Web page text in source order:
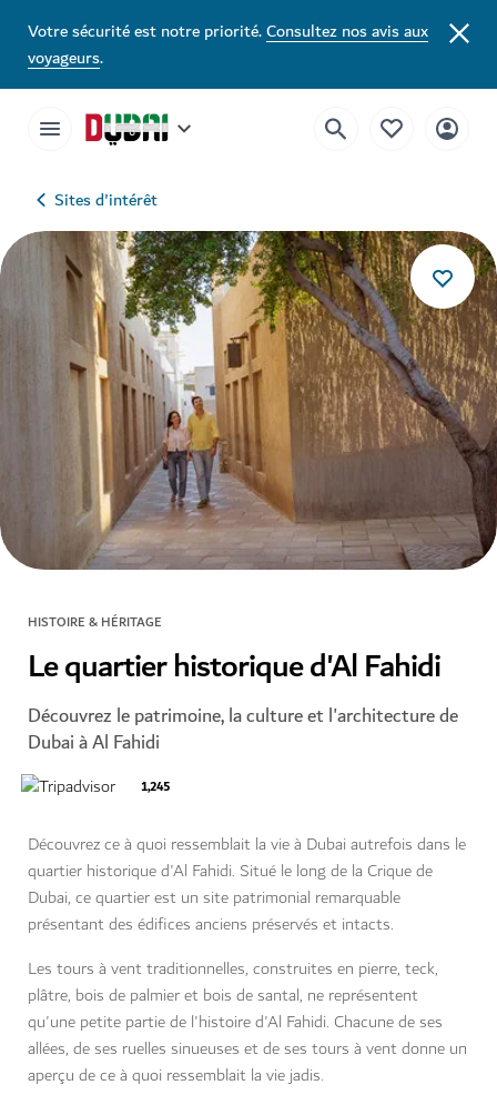
Votre sécurité est notre priorité.Consultez nos avis aux
voyageurs.
Sites d'intérêt
HISTOIRE & HÉRITAGE
Le quartier historique d'Al Fahidi
Découvrez le patrimoine, la culture et l'architecture de
Dubai à Al Fahidi
1,245
Découvrez ce à quoi ressemblait la vie à Dubai autrefois dans le
quartier historique d'Al Fahidi. Situé le long de la Crique de
Dubai, ce quartier est un site patrimonial remarquable
présentant des édifices anciens préservés et intacts.
Les tours à vent traditionnelles, construites en pierre, teck,
plâtre, bois de palmier et bois de santal, ne représentent
qu'une petite partie de l'histoire d'Al Fahidi. Chacune de ses
allées, de ses ruelles sinueuses et de ses tours à vent donne un
aperçu de ce à quoi ressemblait la vie jadis.